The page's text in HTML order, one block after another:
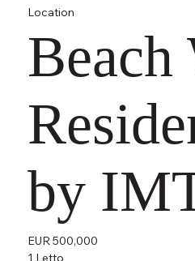
EUR 500,000
Location
Beach
by
1 Letto